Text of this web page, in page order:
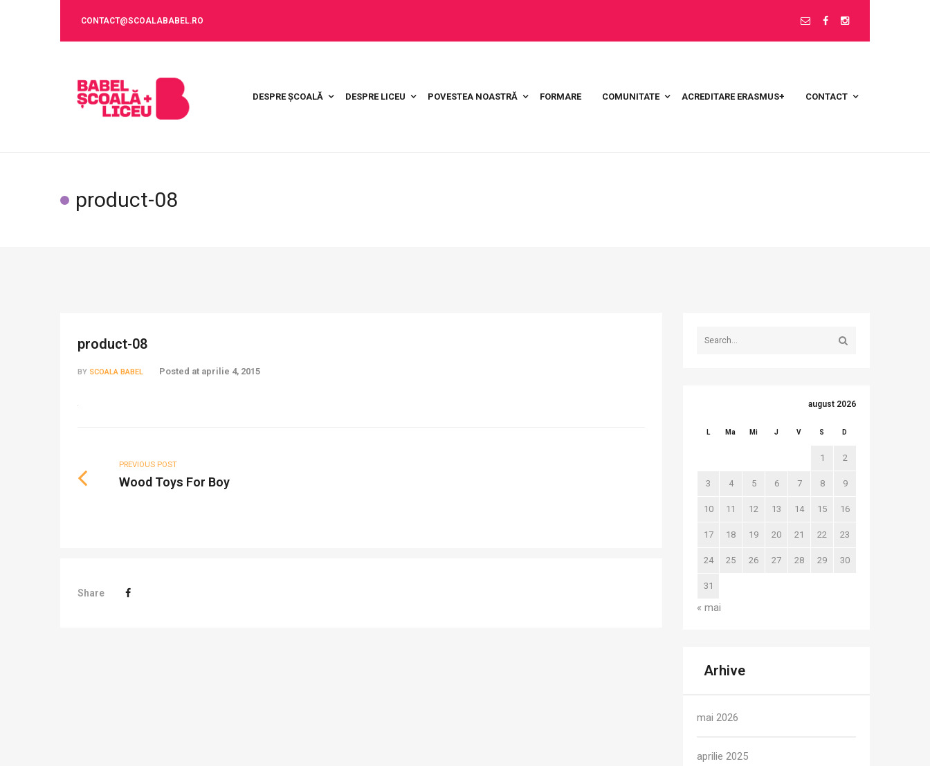
CONTACT@SCOALABABEL.RO
DESPRE ȘCOALĂ DESPRE LICEU POVESTEA NOASTRĂ FORMARE COMUNITATE ACREDITARE ERASMUS+ CONTACT
product-08
product-08
BY SCOALA BABEL Posted at aprilie 4, 2015
PREVIOUS POST
Wood Toys For Boy
Share
august 2026
L Ma Mi J V S D
1 2
3 4 5 6 7 8 9
10 11 12 13 14 15 16
17 18 19 20 21 22 23
24 25 26 27 28 29 30
31
« mai
Arhive
mai 2026
aprilie 2025